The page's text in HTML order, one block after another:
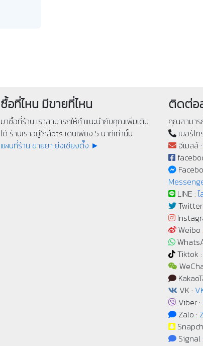
ซื้อที่ไหน มีขายที่ไหน
มาซื้อที่ร้าน เราสามารถให้คำแนะนำกับคุณเพิ่มเติม
ได้ ร้านเราอยู่ใกล้bts เดินเพียง 5 นาทีเท่านั้น
แผนที่ร้าน ขายยา ย่งเชียงตึ๊ง ►
ติดต่อ
คุณสามาร
เบอร์โ
อีเมลล์ :
LINE :
Twitter
Weibo :
Tiktok :
VK :
Viber :
Zalo :
Signal :